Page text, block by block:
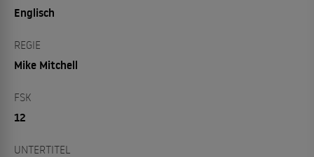
Englisch
REGIE
Mike Mitchell
FSK
12
UNTERTITEL